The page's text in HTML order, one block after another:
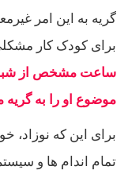
گریه به این امر
برای کودک کار
ساعت مشخص از
موضوع او را به گریه
برای این که نوزاد،
تمام اندام ها و